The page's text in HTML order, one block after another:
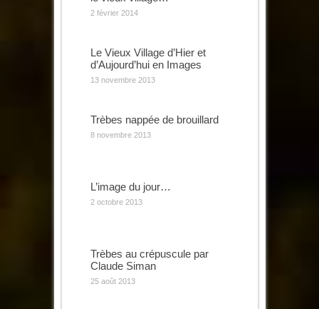
2 février 2014
Le Vieux Village d’Hier et
d’Aujourd’hui en Images
13 novembre 2013
Trèbes nappée de brouillard
8 novembre 2013
L’image du jour…
2 octobre 2013
Trèbes au crépuscule par
Claude Siman
25 août 2013